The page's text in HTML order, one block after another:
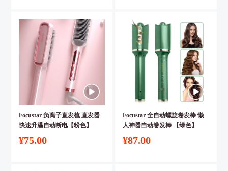
Focustar 负离子直发梳 直发器
快速升温自动断电【粉色】
¥75.00
Focustar 全自动螺旋卷发棒 懒
人神器自动卷发棒 【绿色】
¥87.00